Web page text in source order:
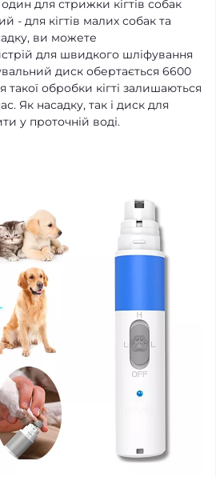
для стрижки кігтів собак
- для кігтів малих собак та
ви можете
для швидкого шліфування
диск обертається 6600
такої обробки кігті залишаються
Як насадку, так і диск для
у проточній воді.